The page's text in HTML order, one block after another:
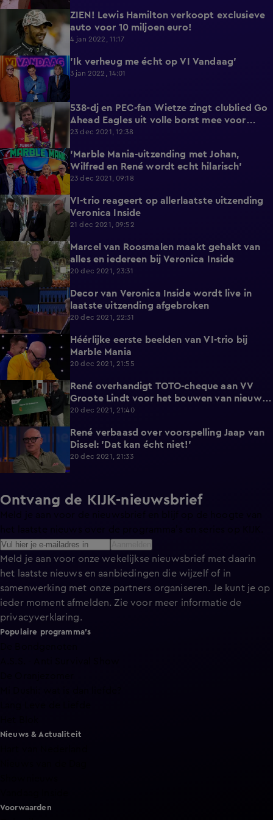
ZIEN! Lewis Hamilton verkoopt exclusieve
auto voor 10 miljoen euro!
4 jan 2022, 11:17
0:58 'Ik verheug me écht op VI Vandaag'
3 jan 2022, 14:01
5:19
538-dj en PEC-fan Wietze zingt clublied Go
Ahead Eagles uit volle borst mee voor
goede doel
23 dec 2021, 12:38
1:18
'Marble Mania-uitzending met Johan,
Wilfred en René wordt echt hilarisch'
23 dec 2021, 09:18
1:46
VI-trio reageert op allerlaatste uitzending
Veronica Inside
21 dec 2021, 09:52
3:50
Marcel van Roosmalen maakt gehakt van
alles en iedereen bij Veronica Inside
20 dec 2021, 23:31
3:07
Decor van Veronica Inside wordt live in
laatste uitzending afgebroken
20 dec 2021, 22:31
2:02
Héérlijke eerste beelden van VI-trio bij
Marble Mania
20 dec 2021, 21:55
2:08
René overhandigt TOTO-cheque aan VV
Groote Lindt voor het bouwen van nieuwe
kleedkamers
20 dec 2021, 21:40
René verbaasd over voorspelling Jaap van
Dissel: 'Dat kan écht niet!'
20 dec 2021, 21:33
Ontvang de KIJK-nieuwsbrief
Meld je aan voor de nieuwsbrief en blijf op de hoogte van
Meld je aan voor onze wekelijkse nieuwsbrief met daarin
het laatste nieuws en aanbiedingen die wijzelf of in
samenwerking met onze partners organiseren. Je kunt je op
ieder moment afmelden. Zie voor meer informatie de
privacyverklaring.
Populaire programma's
Nieuws & Actualiteit
Voorwaarden